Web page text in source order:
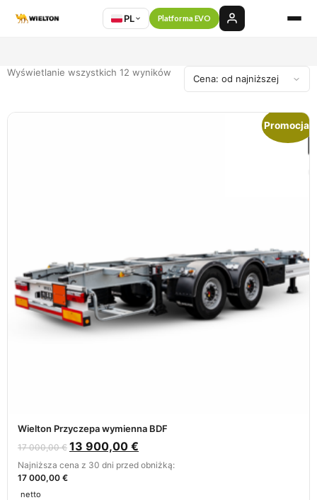
PL Platforma EVO
Wyświetlanie wszystkich 12 wyników
Promocja!
Wielton Przyczepa wymienna BDF
17 000,00€ 13 900,00 €
Najniższa cena z 30 dni przed obniżką:
17 000,00 €
netto